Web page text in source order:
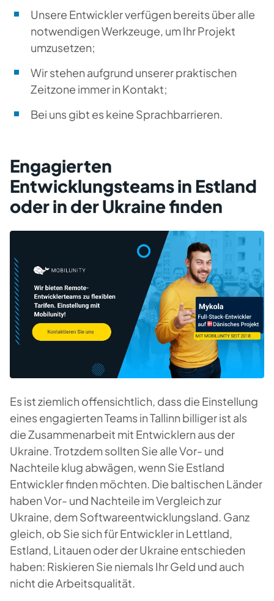
Unsere Entwickler verfügen bereits über alle
notwendigen Werkzeuge, um Ihr Projekt
umzusetzen;
Wir stehen aufgrund unserer praktischen
Zeitzone immer in Kontakt;
Bei uns gibt es keine Sprachbarrieren.
Engagierten
Entwicklungsteams in Estland
oder in der Ukraine finden
Es ist ziemlich offensichtlich, dass die Einstellung
eines engagierten Teams in Tallinn billiger ist als
die Zusammenarbeit mit Entwicklern aus der
Ukraine. Trotzdem sollten Sie alle Vor- und
Nachteile klug abwägen, wenn Sie Estland
Entwickler finden möchten. Die baltischen Länder
haben Vor- und Nachteile im Vergleich zur
Ukraine, dem Softwareentwicklungsland. Ganz
gleich, ob Sie sich für Entwickler in Lettland,
Estland, Litauen oder der Ukraine entschieden
haben: Riskieren Sie niemals Ihr Geld und auch
nicht die Arbeitsqualität.